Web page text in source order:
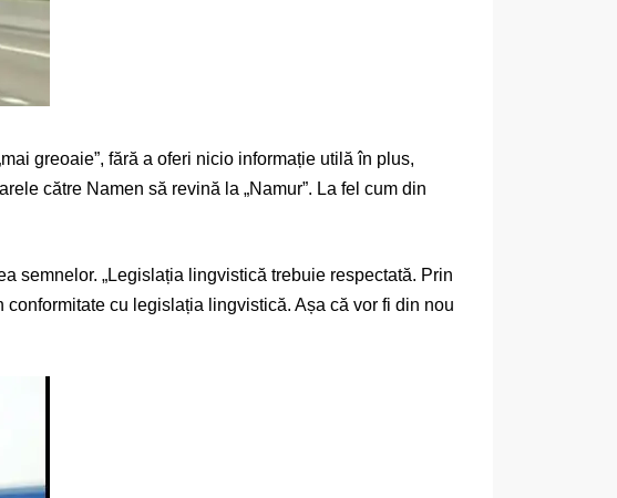
greoaie”, fără a oferi nicio informație utilă în plus,
către Namen să revină la „Namur”. La fel cum din
semnelor. „Legislația lingvistică trebuie respectată. Prin
cu legislația lingvistică. Așa că vor fi din nou